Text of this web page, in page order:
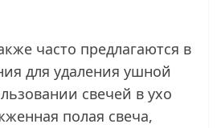
часто предлагаются в
для удаления ушной
свечей в ухо
полая свеча,